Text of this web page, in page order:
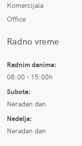
Komercijala
Office
Radno vreme
Radnim danima:
08:00 - 15:00h
Subota:
Neradan dan
Nedelja:
Neradan dan